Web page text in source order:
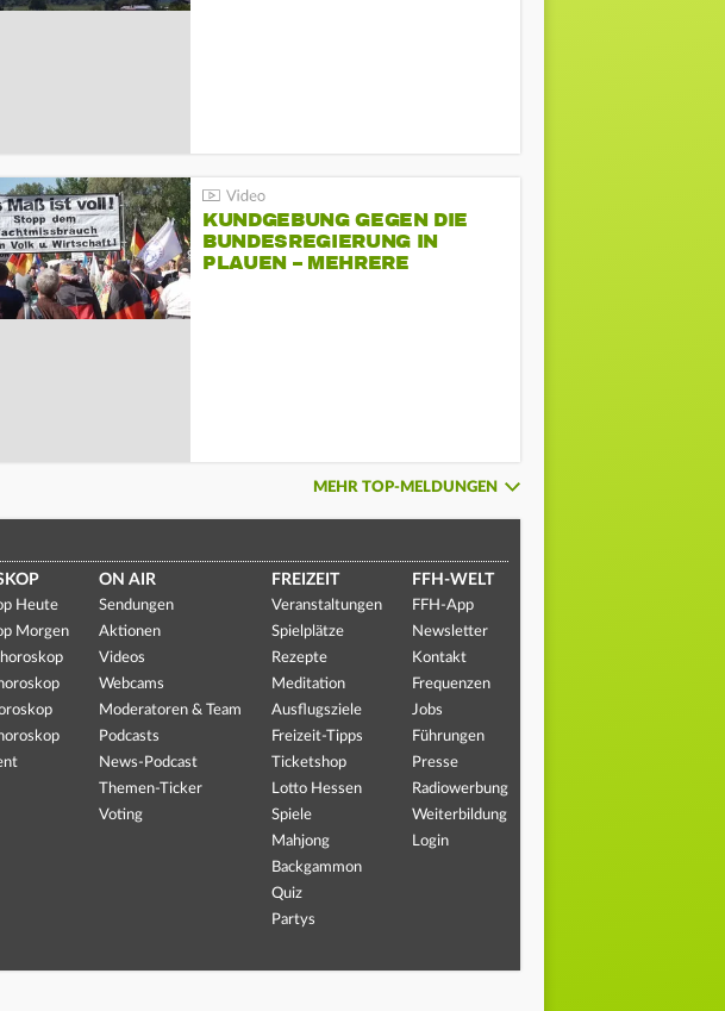
KUNDGEBUNG GEGEN DIE
BUNDESREGIERUNG IN
PLAUEN – MEHRERE
MEHR TOP-MELDUNGEN
Heute
Morgen
ON AIR
Sendungen
Aktionen
Videos
Webcams
Moderatoren & Team
Podcasts
News-Podcast
Themen-Ticker
Voting
FREIZEIT
Veranstaltungen
Spielplätze
Rezepte
Meditation
Ausflugsziele
Freizeit-Tipps
Ticketshop
Lotto Hessen
Spiele
Mahjong
Backgammon
Quiz
Partys
FFH-WELT
FFH-App
Newsletter
Kontakt
Frequenzen
Jobs
Führungen
Presse
Radiowerbung
Weiterbildung
Login